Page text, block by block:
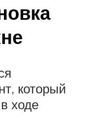
который
ходе